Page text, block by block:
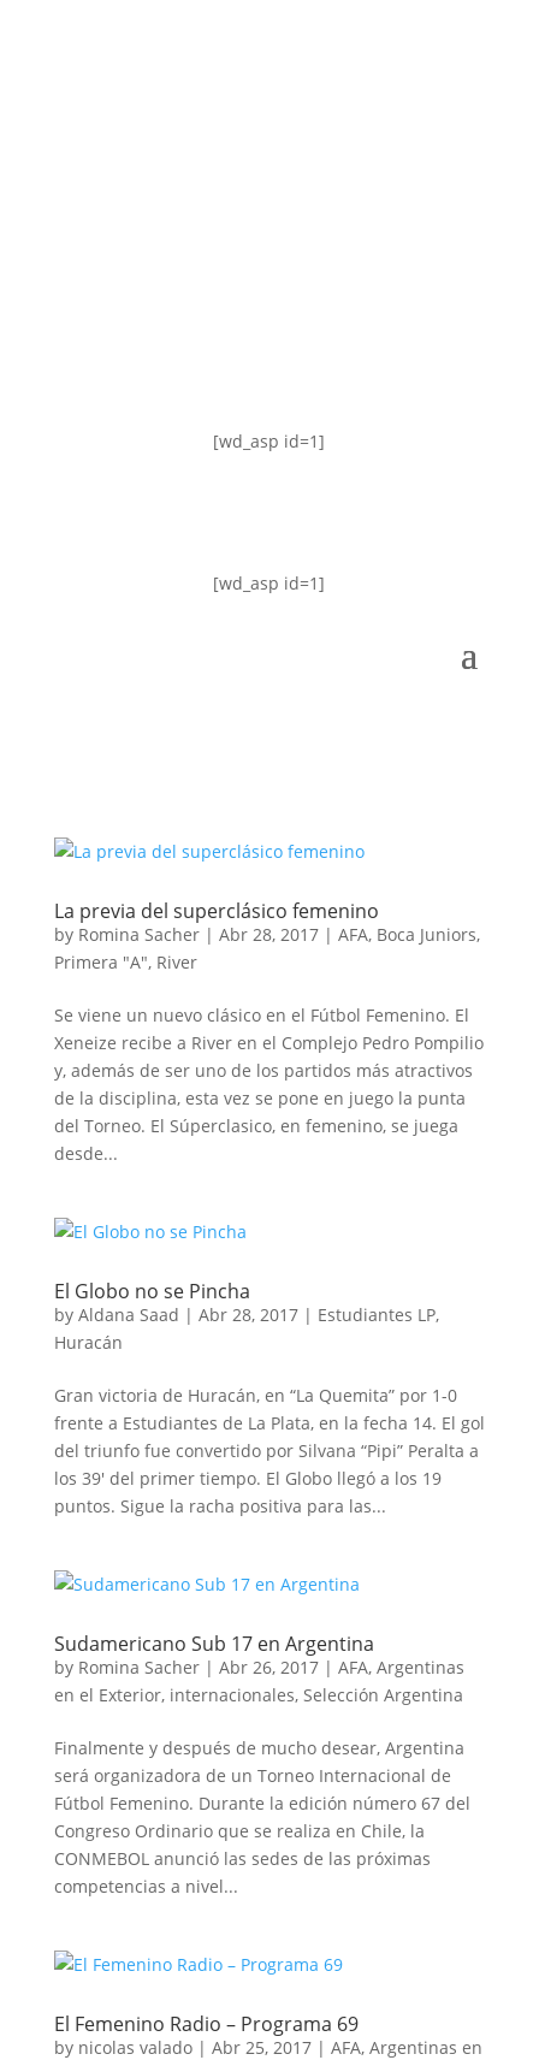
[wd_asp id=1]
[wd_asp id=1]
La previa del superclásico femenino
by Romina Sacher| Abr 28, 2017| AFA, Boca Juniors,
Primera "A", River
Se viene un nuevo clásico en el Fútbol Femenino. El
Xeneize recibe a River en el Complejo Pedro Pompilio
y, además de ser uno de los partidos más atractivos
de la disciplina, esta vez se pone en juego la punta
del Torneo. El Súperclasico, en femenino, se juega
desde...
El Globo no se Pincha
by Aldana Saad | Abr 28, 2017| Estudiantes LP,
Huracán
Gran victoria de Huracán, en “La Quemita” por 1-0
frente a Estudiantes de La Plata, en la fecha 14. El gol
del triunfo fue convertido por Silvana “Pipi” Peralta a
los 39′ del primer tiempo. El Globo llegó a los 19
puntos. Sigue la racha positiva para las...
Sudamericano Sub 17 en Argentina
by Romina Sacher| Abr 26, 2017| AFA, Argentinas
en el Exterior, internacionales, Selección Argentina
Finalmente y después de mucho desear, Argentina
será organizadora de un Torneo Internacional de
Fútbol Femenino. Durante la edición número 67 del
Congreso Ordinario que se realiza en Chile, la
CONMEBOL anunció las sedes de las próximas
competencias a nivel...
El Femenino Radio – Programa 69
by nicolas valado| Abr 25, 2017| AFA, Argentinas en